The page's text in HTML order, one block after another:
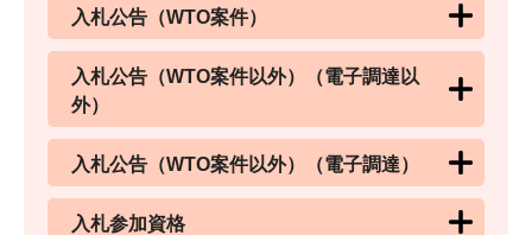
入札公告（WTO案件）
入札公告（WTO案件以外）（電子調達以
外）
入札公告（WTO案件以外）（電子調達）
入札参加資格